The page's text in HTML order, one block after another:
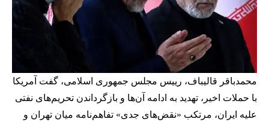
محمدباقر قالیباف، رییس مجلس جمهوری اسلامی، گفت آمریکا
با حملات اخیر، تهدید به ادامه آن‌ها و بازگرداندن تحریم‌های نفتی
علیه ایران، مرتکب «نقض‌های جدی» تفاهم‌نامه میان تهران و